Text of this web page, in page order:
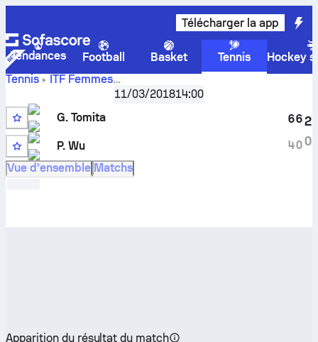
Télécharger la app
Tendances Football Basket Tennis
Hockey
Tennis
ITF Femmes
Sao Jose Dos Campos, Singles Qualifying W-WITF-BRA
Score en direct
résultats des face à face
11/03/201814:00
G. Tomita
P. Wu
6
4
6
0
2
0
Vue d'ensemble Matchs
Apparition du résultat du match